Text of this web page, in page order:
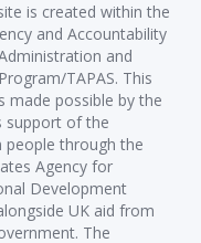
is created within the
and Accountability
and
TAPAS. This
made possible by the
support of the
people through the
Agency for
Development
UK aid from
The